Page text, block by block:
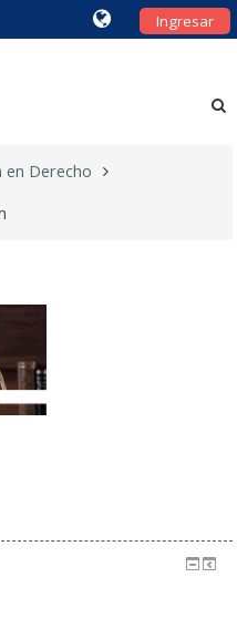
Ingresar
en Derecho